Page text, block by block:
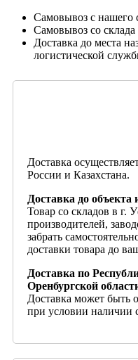
Самовывоз с нашего
Самовывоз со
Доставка до места
логистической
Доставка
России и Казахстана.
Доставка до
Товар со складов в г.
производителей,
забрать
доставки товара до
Доставка по
Оренбургской
Доставка может быть
при условии наличии